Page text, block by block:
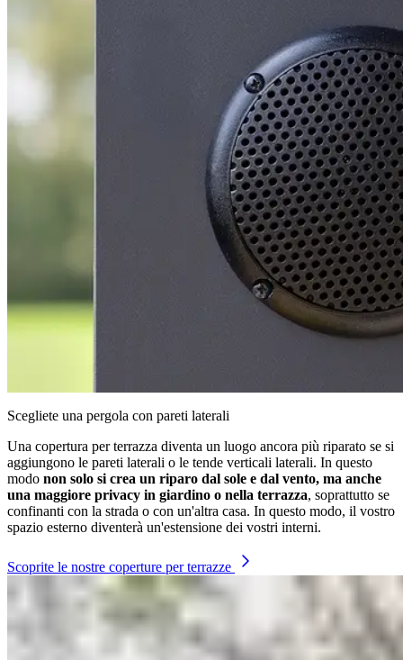
Scegliete una pergola con pareti laterali
Una copertura per terrazza diventa un luogo ancora più riparato se si
aggiungono le pareti laterali o le tende verticali laterali. In questo
modo non solo si crea un riparo dal sole e dal vento, ma anche
una maggiore privacy in giardino o nella terrazza, soprattutto se
confinanti con la strada o con un'altra casa. In questo modo, il vostro
spazio esterno diventerà un'estensione dei vostri interni.
Scoprite le nostre coperture per terrazze